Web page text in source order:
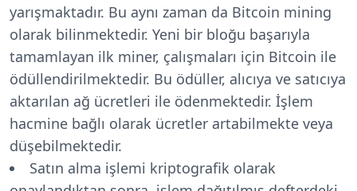
yarışmaktadır. Bu aynı zaman da Bitcoin mining
olarak bilinmektedir. Yeni bir bloğu başarıyla
tamamlayan ilk miner, çalışmaları için Bitcoin ile
ödüllendirilmektedir. Bu ödüller, alıcıya ve satıcıya
aktarılan ağ ücretleri ile ödenmektedir. İşlem
hacmine bağlı olarak ücretler artabilmekte veya
düşebilmektedir.
Satın alma işlemi kriptografik olarak